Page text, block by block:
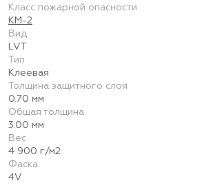
Класс пожарной опасности
КМ-2
Вид
LVT
Тип
Клеевая
Толщина защитного слоя
0.70 мм
Общая толщина
3.00 мм
Вес
4 900 г/м2
Фаска
4V